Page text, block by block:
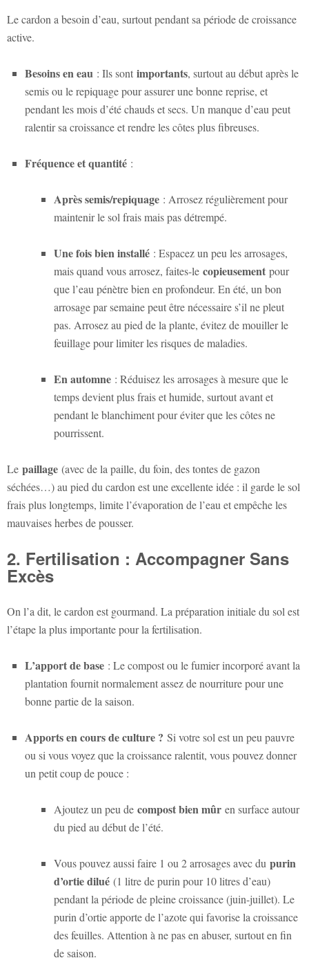
Le cardon a besoin d’eau, surtout pendant sa période de croissance
active.
Besoins en eau : Ils sont importants, surtout au début après le
semis ou le repiquage pour assurer une bonne reprise, et
pendant les mois d’été chauds et secs. Un manque d’eau peut
ralentir sa croissance et rendre les côtes plus fibreuses.
Fréquence et quantité :
Après semis/repiquage : Arrosez régulièrement pour
maintenir le sol frais mais pas détrempé.
Une fois bien installé : Espacez un peu les arrosages,
mais quand vous arrosez, faites-le copieusement pour
que l’eau pénètre bien en profondeur. En été, un bon
arrosage par semaine peut être nécessaire s’il ne pleut
pas. Arrosez au pied de la plante, évitez de mouiller le
feuillage pour limiter les risques de maladies.
En automne : Réduisez les arrosages à mesure que le
temps devient plus frais et humide, surtout avant et
pendant le blanchiment pour éviter que les côtes ne
pourrissent.
Le paillage (avec de la paille, du foin, des tontes de gazon
séchées…) au pied du cardon est une excellente idée : il garde le sol
frais plus longtemps, limite l’évaporation de l’eau et empêche les
mauvaises herbes de pousser.
2. Fertilisation : Accompagner Sans
Excès
On l’a dit, le cardon est gourmand. La préparation initiale du sol est
l’étape la plus importante pour la fertilisation.
L’apport de base : Le compost ou le fumier incorporé avant la
plantation fournit normalement assez de nourriture pour une
bonne partie de la saison.
Apports en cours de culture ? Si votre sol est un peu pauvre
ou si vous voyez que la croissance ralentit, vous pouvez donner
un petit coup de pouce :
Ajoutez un peu de compost bien mûr en surface autour
du pied au début de l’été.
Vous pouvez aussi faire 1 ou 2 arrosages avec du purin
d’ortie dilué (1 litre de purin pour 10 litres d’eau)
pendant la période de pleine croissance (juin-juillet). Le
purin d’ortie apporte de l’azote qui favorise la croissance
des feuilles. Attention à ne pas en abuser, surtout en fin
de saison.